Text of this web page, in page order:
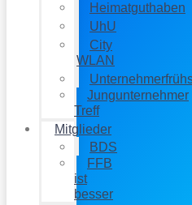
Heimatguthaben
UhU
City
WLAN
Jungunternehmer
Treff
Mitglieder
BDS
FFB
ist
besser